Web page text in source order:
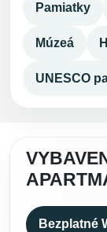
Pamiatky
Múzeá
UNESCO
Bezplatné